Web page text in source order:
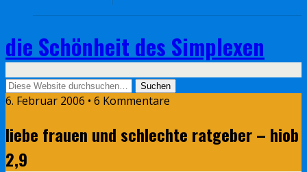
die Schönheit des Simplexen
6. Februar 2006 • 6 Kommentare
liebe frauen und schlechte ratgeber – hiob
2,9